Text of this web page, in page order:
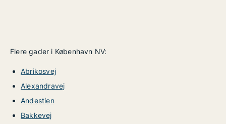
Flere gader i København NV:
Abrikosvej
Alexandravej
Andestien
Bakkevej